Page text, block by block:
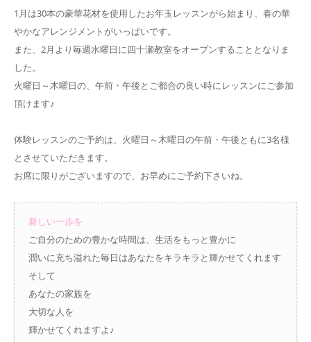
1月は30本の豪華花材を使用したお年玉レッスンがら始まり、春の華
やかなアレンジメントがいっぱいです。
また、2月より毎週水曜日に四十瀬教室をオープンすることとなりま
した。
火曜日～木曜日の、午前・午後とご都合の良い時にレッスンにご参加
頂けます♪
体験レッスンのご予約は、火曜日～木曜日の午前・午後ともに3名様
とさせていただきます。
お席に限りがございますので、お早めにご予約下さいね。
新しい一歩を
ご自分のための豊かな時間は、生活をもっと豊かに
潤いに充ち溢れた毎日はあなたをキラキラと輝かせてくれます
そして
あなたの家族を
大切な人を
輝かせてくれますよ♪